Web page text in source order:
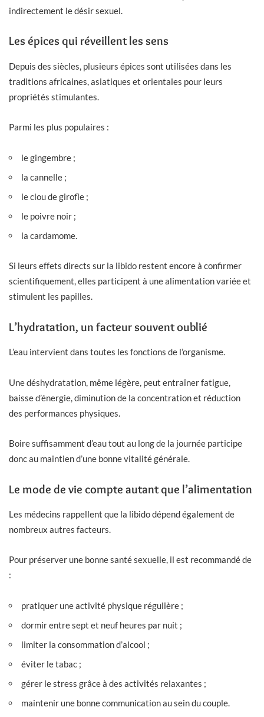
indirectement le désir sexuel.
Les épices qui réveillent les sens
Depuis des siècles, plusieurs épices sont utilisées dans les
traditions africaines, asiatiques et orientales pour leurs
propriétés stimulantes.
Parmi les plus populaires :
le gingembre ;
la cannelle ;
le clou de girofle ;
le poivre noir ;
la cardamome.
Si leurs effets directs sur la libido restent encore à confirmer
scientifiquement, elles participent à une alimentation variée et
stimulent les papilles.
L’hydratation, un facteur souvent oublié
L’eau intervient dans toutes les fonctions de l’organisme.
Une déshydratation, même légère, peut entraîner fatigue,
baisse d’énergie, diminution de la concentration et réduction
des performances physiques.
Boire suffisamment d’eau tout au long de la journée participe
donc au maintien d’une bonne vitalité générale.
Le mode de vie compte autant que l’alimentation
Les médecins rappellent que la libido dépend également de
nombreux autres facteurs.
Pour préserver une bonne santé sexuelle, il est recommandé de
:
pratiquer une activité physique régulière ;
dormir entre sept et neuf heures par nuit ;
limiter la consommation d’alcool ;
éviter le tabac ;
gérer le stress grâce à des activités relaxantes ;
maintenir une bonne communication au sein du couple.